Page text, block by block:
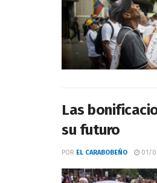
Las
su futuro
POR EL CARABOBEÑO 01/